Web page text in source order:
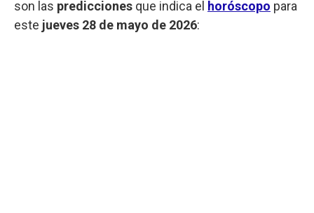
son las predicciones que indica el horóscopo para
este jueves 28 de mayo de 2026: